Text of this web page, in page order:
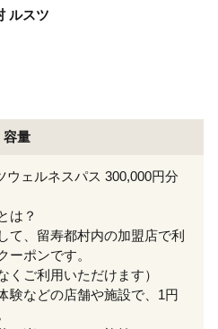
ルスツ
容量
ウェルネスパス 300,000円分
は？
て、留寿都村内の加盟店で利
ーポンです。
くご利用いただけます）
験などの店舗や施設で、1円